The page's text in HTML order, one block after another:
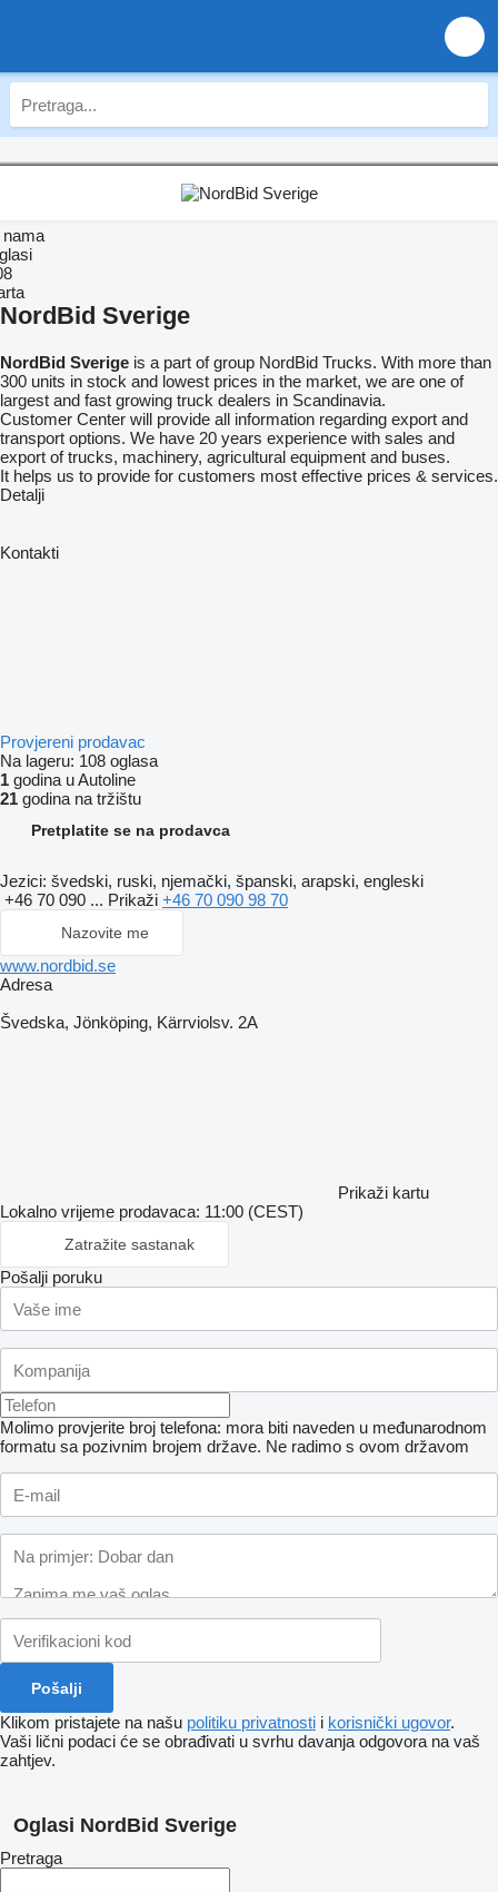
NordBid Sverige
NordBid Sverige is a part of group NordBid Trucks. With more than
300 units in stock and lowest prices in the market, we are one of
largest and fast growing truck dealers in Scandinavia.
Customer Center will provide all information regarding export and
transport options. We have 20 years experience with sales and
export of trucks, machinery, agricultural equipment and buses.
It helps us to provide for customers most effective prices & services.
Detalji
Kontakti
Provjereni prodavac
Na lageru: 108 oglasa
1 godina u Autoline
21 godina na tržištu
Pretplatite se na prodavca
Jezici: švedski, ruski, njemački, španski, arapski, engleski
+46 70 090 ... Prikaži +46 70 090 98 70
Nazovite me
www.nordbid.se
Adresa
Švedska, Jönköping, Kärrviolsv. 2A
Prikaži kartu
Lokalno vrijeme prodavaca: 11:00 (CEST)
Zatražite sastanak
Pošalji poruku
Molimo provjerite broj telefona: mora biti naveden u međunarodnom
formatu sa pozivnim brojem države. Ne radimo s ovom državom
Klikom pristajete na našu politiku privatnosti i korisnički ugovor.
Vaši lični podaci će se obrađivati ​​u svrhu davanja odgovora na vaš
zahtjev.
Oglasi NordBid Sverige
Pretraga